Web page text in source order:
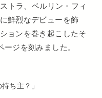
トラ、ベルリン・フィ
鮮烈なデビューを飾
ョンを巻き起こしたそ
ジを刻みました。
ち主？」